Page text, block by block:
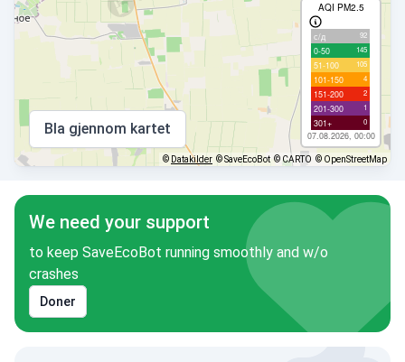
AQI PM2.5
с/д 92
0-50 145
51-100 105
101-150 4
151-200 2
201-300 1
301+ 0
07.08.2026, 00:00
Bla gjennom kartet
© Datakilder © SaveEcoBot © CARTO © OpenStreetMap
We need your support
to keep SaveEcoBot running smoothly and w/o
crashes
Doner